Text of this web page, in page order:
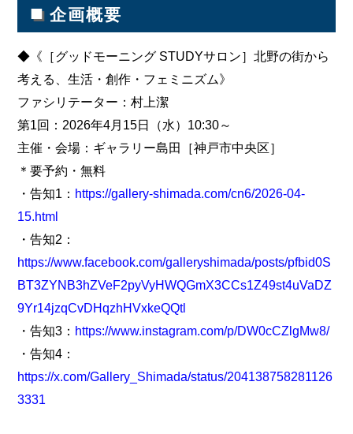
■ 企画概要
◆《［グッドモーニング STUDYサロン］北野の街から
考える、生活・創作・フェミニズム》
ファシリテーター：村上潔
第1回：2026年4月15日（水）10:30～
主催・会場：ギャラリー島田［神戸市中央区］
＊要予約・無料
・告知1： https://gallery-shimada.com/cn6/2026-04-
15.html
・告知2：
https://www.facebook.com/galleryshimada/posts/pfbid0S
BT3ZYNB3hZVeF2pyVyHWQGmX3CCs1Z49st4uVaDZ
9Yr14jzqCvDHqzhHVxkeQQtl
・告知3： https://www.instagram.com/p/DW0cCZlgMw8/
・告知4：
https://x.com/Gallery_Shimada/status/204138758281126
3331